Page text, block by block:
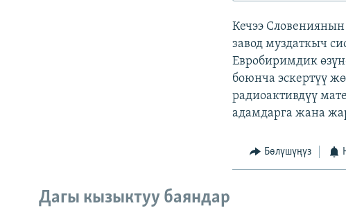
Кечээ
завод муздаткыч
Евробиримдик
боюнча эскертүү
радиоактивдүү
адамдарга жана
Бөлүшүңүз
Дагы кызыктуу баяндар